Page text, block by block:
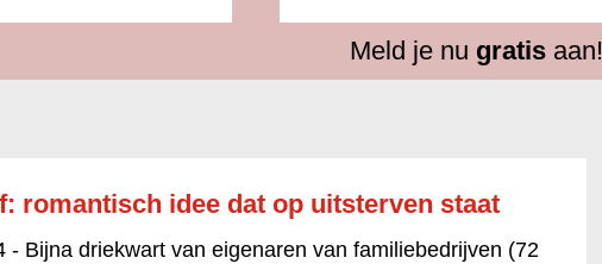
Meld je nu gratisaan!
romantisch idee dat op uitsterven staat
- Bijna driekwart van eigenaren van familiebedrijven (72